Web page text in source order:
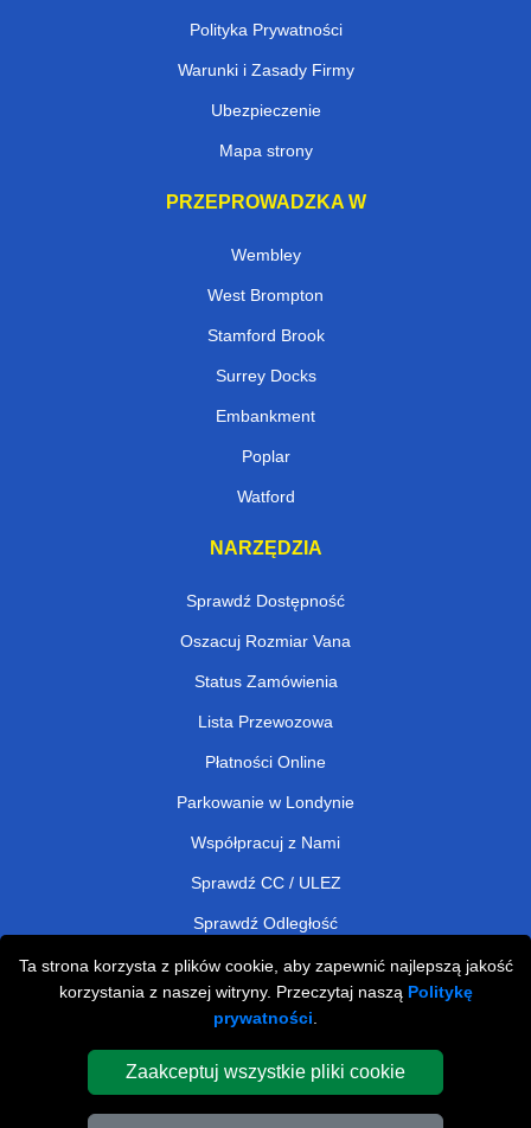
Ta strona korzysta z plików cookie, aby zapewnić najlepszą jakość
korzystania z naszej witryny. Przeczytaj naszą Politykę
prywatności
Zaakceptuj wszystkie pliki cookie
Polityka Prywatności
Warunki i Zasady Firmy
Ubezpieczenie
Mapa strony
PRZEPROWADZKA W
Wembley
West Brompton
Stamford Brook
Surrey Docks
Embankment
Poplar
Watford
NARZĘDZIA
Sprawdź Dostępność
Oszacuj Rozmiar Vana
Status Zamówienia
Lista Przewozowa
Płatności Online
Parkowanie w Londynie
Współpracuj z Nami
Sprawdź CC / ULEZ
Sprawdź Odległość
Man and Van Removals